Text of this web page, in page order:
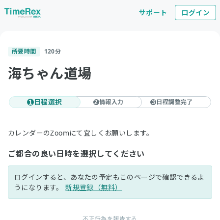
サポート ログイン
所要時間 120分
海ちゃん道場
1 日程選択 2情報入力 3 日程調整完了
カレンダーのZoomにて宜しくお願いします。
ご都合の良い日時を選択してください
ログインすると、あなたの予定もこのページで確認できるよ
うになります。新規登録（無料）